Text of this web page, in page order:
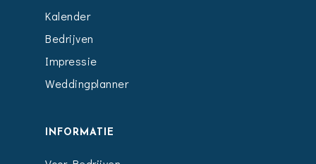
Kalender
Bedrijven
Impressie
Weddingplanner
INFORMATIE